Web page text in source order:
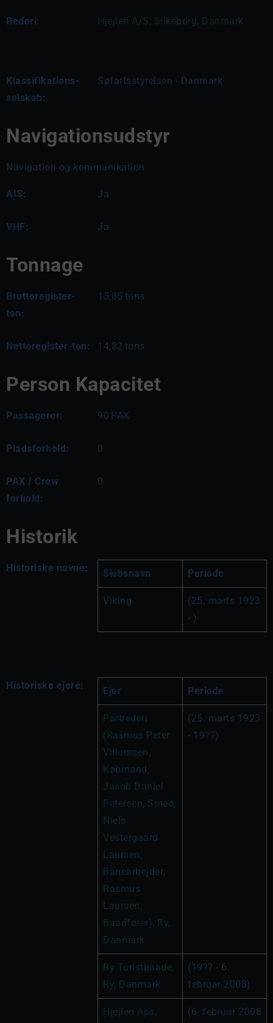
Rederi: Hjejlen A/S, Silkeborg, Danmark
Klassifikations-
selskab:
Søfartsstyrelsen - Danmark
Navigationsudstyr
Navigation og kommunikation
AIS: Ja
VHF: Ja
Tonnage
Bruttoregister-
ton:
15,85 tons
Nettoregister-ton: 14,82 tons
Person Kapacitet
Passagerer: 90 PAX
Pladsforhold: 0
PAX / Crew
forhold:
0
Historik
Historiske navne: Skibsnavn Periode
Viking
(25. marts 1923
- )
Historiske ejere: Ejer Periode
Partrederi
(Rasmus Peter
Villumsen,
Købmand;
Jacob Daniel
Petersen, Smed;
Niels
Vestergaard
Laursen,
Banearbejder;
Rasmus
Laursen,
Baadfører), Ry,
Danmark
(25. marts 1923
- 19??)
Ry Turistbaade,
Ry, Danmark
(19?? - 6.
februar 2008)
Hjejlen Aps,
(6. februar 2008